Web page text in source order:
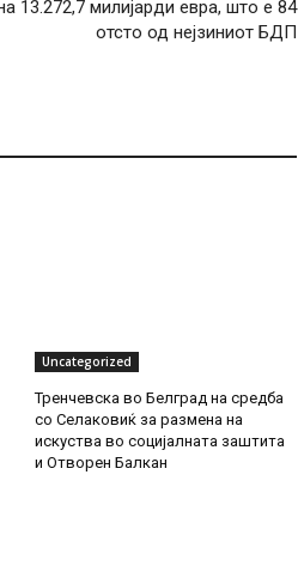
13.272,7 милијарди евра, што е 84
отсто од нејзиниот БДП
Uncategorized
Тренчевска во Белград на средба
со Селаковиќ за размена на
искуства во социјалната заштита
и Отворен Балкан